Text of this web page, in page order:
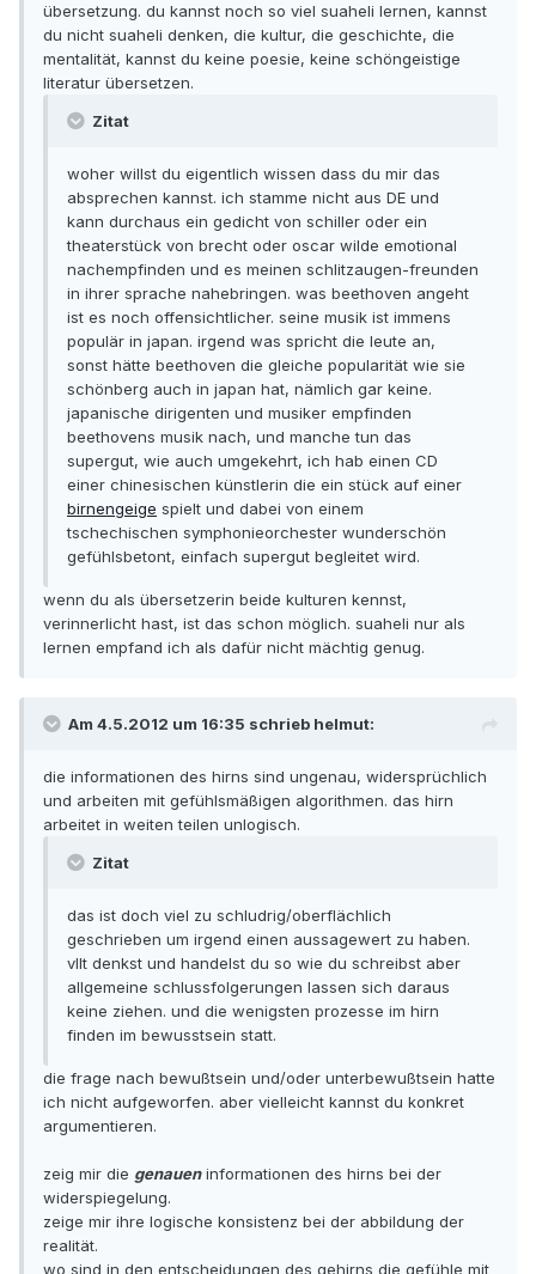
übersetzung. du kannst noch so viel suaheli lernen, kannst
du nicht suaheli denken, die kultur, die geschichte, die
mentalität, kannst du keine poesie, keine schöngeistige
literatur übersetzen.
Zitat
woher willst du eigentlich wissen dass du mir das
absprechen kannst. ich stamme nicht aus DE und
kann durchaus ein gedicht von schiller oder ein
theaterstück von brecht oder oscar wilde emotional
nachempfinden und es meinen schlitzaugen-freunden
in ihrer sprache nahebringen. was beethoven angeht
ist es noch offensichtlicher. seine musik ist immens
populär in japan. irgend was spricht die leute an,
sonst hätte beethoven die gleiche popularität wie sie
schönberg auch in japan hat, nämlich gar keine.
japanische dirigenten und musiker empfinden
beethovens musik nach, und manche tun das
supergut, wie auch umgekehrt, ich hab einen CD
einer chinesischen künstlerin die ein stück auf einer
birnengeige spielt und dabei von einem
tschechischen symphonieorchester wunderschön
gefühlsbetont, einfach supergut begleitet wird.
wenn du als übersetzerin beide kulturen kennst,
verinnerlicht hast, ist das schon möglich. suaheli nur als
lernen empfand ich als dafür nicht mächtig genug.
Am 4.5.2012 um 16:35 schrieb helmut:
die informationen des hirns sind ungenau, widersprüchlich
und arbeiten mit gefühlsmäßigen algorithmen. das hirn
arbeitet in weiten teilen unlogisch.
Zitat
das ist doch viel zu schludrig/oberflächlich
geschrieben um irgend einen aussagewert zu haben.
vllt denkst und handelst du so wie du schreibst aber
allgemeine schlussfolgerungen lassen sich daraus
keine ziehen. und die wenigsten prozesse im hirn
finden im bewusstsein statt.
die frage nach bewußtsein und/oder unterbewußtsein hatte
ich nicht aufgeworfen. aber vielleicht kannst du konkret
argumentieren.
zeig mir die genaueninformationen des hirns bei der
widerspiegelung.
zeige mir ihre logische konsistenz bei der abbildung der
realität.
wo sind in den entscheidungen des gehirns die gefühle mit